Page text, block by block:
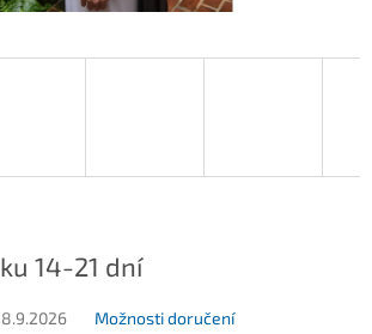
14-21 dní
8.9.2026 Možnosti doručení